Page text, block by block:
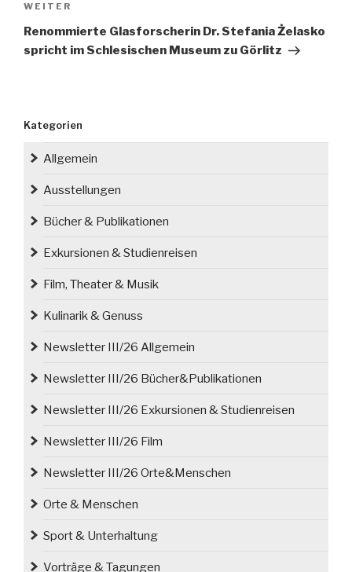
Nächster
Beitrag
WEITER
Renommierte Glasforscherin Dr. Stefania Żelasko
spricht im Schlesischen Museum zu Görlitz
Kategorien
Allgemein
Ausstellungen
Bücher & Publikationen
Exkursionen & Studienreisen
Film, Theater & Musik
Kulinarik & Genuss
Newsletter III/26 Allgemein
Newsletter III/26 Bücher&Publikationen
Newsletter III/26 Exkursionen & Studienreisen
Newsletter III/26 Film
Newsletter III/26 Orte&Menschen
Orte & Menschen
Sport & Unterhaltung
Vorträge & Tagungen